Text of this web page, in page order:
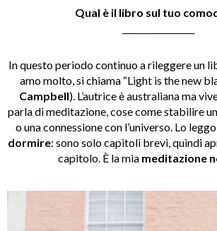
Qual è il libro sul tuo
In questo periodo continuo a rileggere un
amo molto, si chiama “Light is the new
Campbell). L’autrice è australiana ma
parla di meditazione, cose come stabilire
o una connessione con l’universo. Lo
dormire: sono solo capitoli brevi, quindi
capitolo. È la mia meditazione